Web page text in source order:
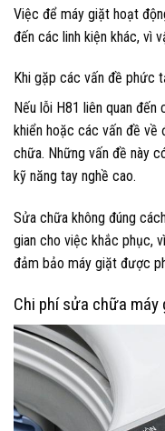
Việc để máy giặt hoạt
đến các linh kiện khác, vì
Khi gặp các vấn đề phức
Nếu lỗi H81 liên quan
khiển hoặc các vấn đề về
chữa. Những vấn đề này
kỹ năng tay nghề cao.
Sửa chữa không đúng
gian cho việc khắc phục,
đảm bảo máy giặt được
Chi phí sửa chữa